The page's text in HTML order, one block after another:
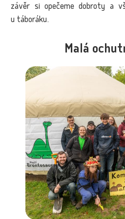
závěr si opečeme dobroty a
u táboráku.
Malá